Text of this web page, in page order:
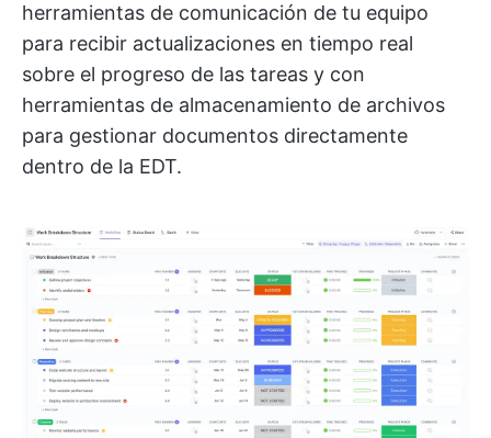
herramientas de comunicación de tu equipo
para recibir actualizaciones en tiempo real
sobre el progreso de las tareas y con
herramientas de almacenamiento de archivos
para gestionar documentos directamente
dentro de la EDT.